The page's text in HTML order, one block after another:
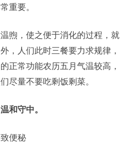
重要。
煦，使之便于消化的过程，就
，人们此时三餐要力求规律，
正常功能农历五月气温较高，
尽量不要吃剩饭剩菜。
和守中。
便秘